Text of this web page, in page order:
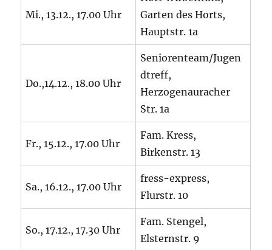
Mi., 13.12., 17.00 Uhr
Garten des Horts,
Hauptstr. 1a
Do.,14.12., 18.00 Uhr
Seniorenteam/Jugen
dtreff,
Herzogenauracher
Str. 1a
Fr., 15.12., 17.00 Uhr
Fam. Kress,
Birkenstr. 13
Sa., 16.12., 17.00 Uhr
fress-express,
Flurstr. 10
So., 17.12., 17.30 Uhr
Fam. Stengel,
Elsternstr. 9